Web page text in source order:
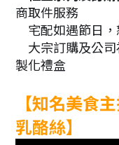
商取件服務
宅配如遇節日
大宗訂購及公
製化禮盒
【知名美食
乳酪絲】